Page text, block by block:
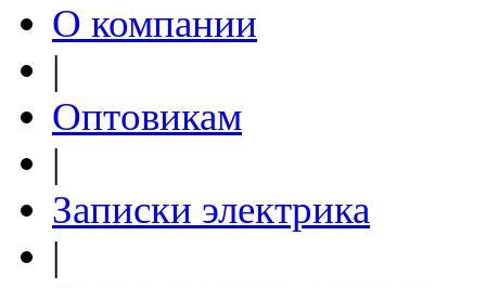
О компании
|
Оптовикам
|
Записки электрика
|